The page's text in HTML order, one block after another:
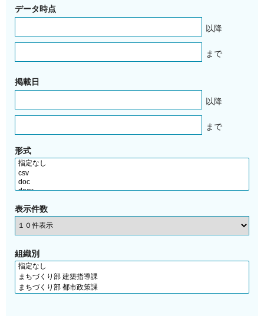
データ時点
以降
まで
掲載日
以降
まで
形式
表示件数
組織別